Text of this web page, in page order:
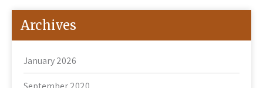
Archives
January 2026